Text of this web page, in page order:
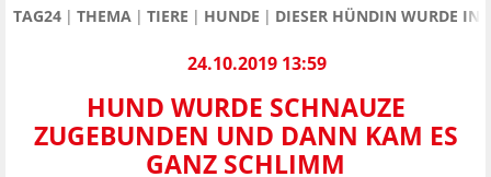
TAG24 THEMA TIERE HUNDE DIESER HÜNDIN WURDE IN
24.10.2019 13:59
HUND WURDE SCHNAUZE
ZUGEBUNDEN UND DANN KAM ES
GANZ SCHLIMM